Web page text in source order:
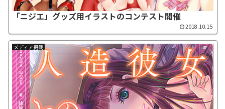
「ニジエ」グッズ用イラストのコンテスト開催
2018.10.15
メディア掲載